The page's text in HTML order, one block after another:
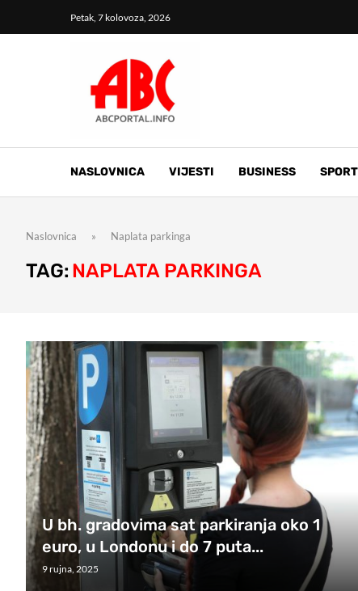
Petak, 7 kolovoza, 2026
NASLOVNICA VIJESTI BUSINESS SPORT
Naslovnica » Naplata parkinga
TAG: NAPLATA PARKINGA
U bh. gradovima sat parkiranja oko 1
euro, u Londonu i do 7 puta...
9 rujna, 2025